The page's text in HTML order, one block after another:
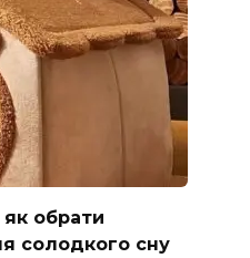
обрати
солодкого сну